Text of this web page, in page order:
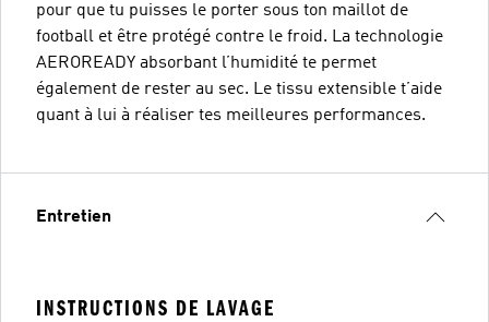
pour que tu puisses le porter sous ton maillot de
football et être protégé contre le froid. La technologie
AEROREADY absorbant l’humidité te permet
également de rester au sec. Le tissu extensible t’aide
quant à lui à réaliser tes meilleures performances.
Entretien
INSTRUCTIONS DE LAVAGE